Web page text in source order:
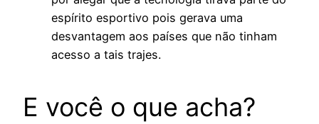
espírito esportivo pois gerava uma
desvantagem aos países que não tinham
acesso a tais trajes.
E você o que acha?